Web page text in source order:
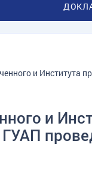
и Института
и